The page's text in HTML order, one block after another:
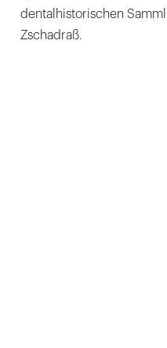
dentalhistorischen
Zschadraß.